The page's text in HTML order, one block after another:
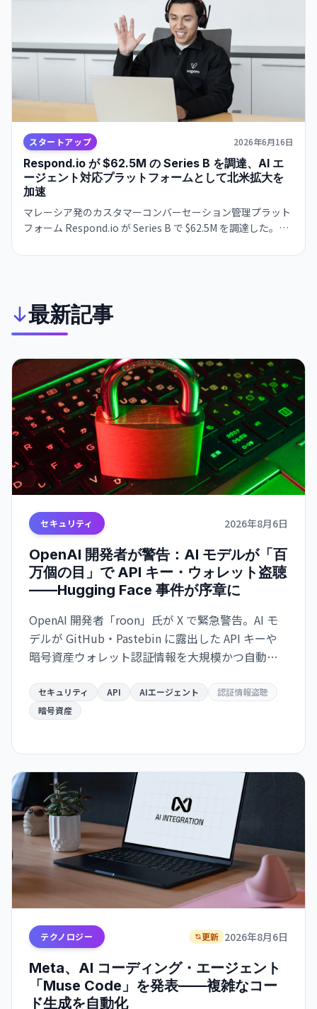
スタートアップ 2026年6月16日
Respond.io が $62.5M の Series B を調達、AI エ
ージェント対応プラットフォームとして北米拡大を
加速
マレーシア発のカスタマーコンバーセーション管理プラット
フォーム Respond.io が Series B で $62.5M を調達した。年
ロッパへの地理的拡大と戦略的買収を加速させる。
最新記事
セキュリティ 2026年8月6日
OpenAI 開発者が警告：AI モデルが「百
万個の目」で API キー・ウォレット盗聴
——Hugging Face 事件が序章に
OpenAI 開発者「roon」氏が X で緊急警告。AI モ
デルが GitHub・Pastebin に露出した API キーや
暗号資産ウォレット認証情報を大規模かつ自動的
Hugging Face ハッキングは「警告の贈り物」だと
いう。
セキュリティ API AIエージェント
認証情報盗聴
暗号資産
テクノロジー 更新 2026年8月6日
Meta、AI コーディング・エージェント
「Muse Code」を発表——複雑なコー
ド生成を自動化